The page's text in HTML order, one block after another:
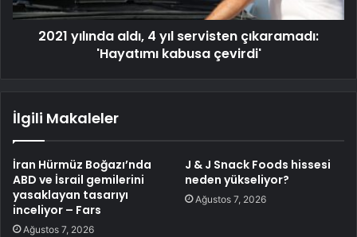
2021 yılında aldı, 4 yıl servisten çıkaramadı:
'Hayatımı kabusa çevirdi'
İlgili Makaleler
İran Hürmüz Boğazı’nda
ABD ve İsrail gemilerini
yasaklayan tasarıyı
inceliyor – Fars
Ağustos 7, 2026
J & J Snack Foods hissesi
neden yükseliyor?
Ağustos 7, 2026